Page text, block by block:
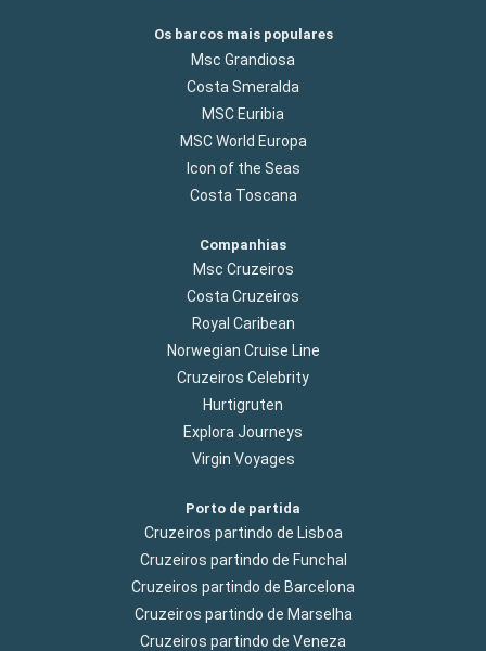
Os barcos mais populares
Msc Grandiosa
Costa Smeralda
MSC Euribia
MSC World Europa
Icon of the Seas
Costa Toscana
Companhias
Msc Cruzeiros
Costa Cruzeiros
Royal Caribean
Norwegian Cruise Line
Cruzeiros Celebrity
Hurtigruten
Explora Journeys
Virgin Voyages
Porto de partida
Cruzeiros partindo de Lisboa
Cruzeiros partindo de Funchal
Cruzeiros partindo de Barcelona
Cruzeiros partindo de Marselha
Cruzeiros partindo de Veneza